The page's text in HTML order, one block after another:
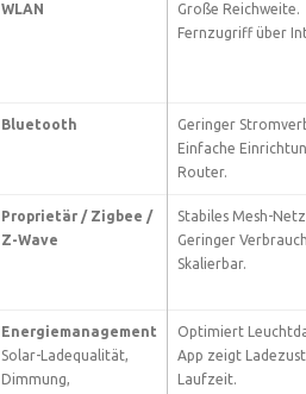
WLAN
Große Reichweite.
Fernzugriff über
Bluetooth
Geringer
Einfache
Router.
Proprietär / Zigbee /
Z-Wave
Stabiles Mesh-
Geringer
Skalierbar.
Energiemanagement
Solar-Ladequalität,
Dimmung,
Optimiert
App zeigt
Laufzeit.